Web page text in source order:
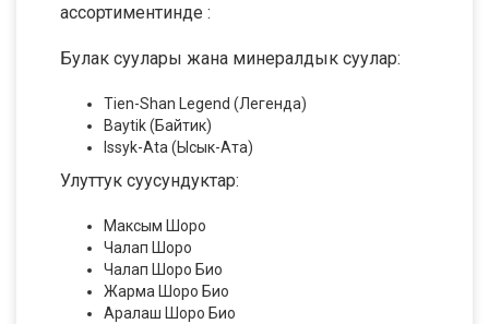
ассортиментинде :
Булак суулары жана минералдык суулар:
Tien-Shan Legend (Легенда)
Baytik (Байтик)
Issyk-Ata (Ысык-Ата)
Улуттук суусундуктар:
Максым Шоро
Чалап Шоро
Чалап Шоро Био
Жарма Шоро Био
Аралаш Шоро Био